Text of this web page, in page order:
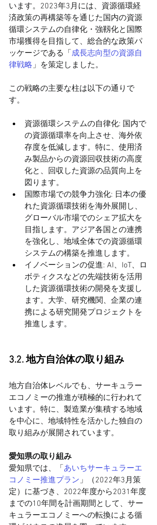
います。2023年3月には、資源循環経
済政策の再構築等を通じた国内の資源
循環システムの自律化・強靱化と国際
市場獲得を目指して、総合的な政策パ
ッケージである「 成長志向型の資源自
律戦略」を策定しました。
この戦略の主要な柱は以下の通りで
す。
資源循環システムの自律化: 国内で
の資源循環率を向上させ、海外依
存度を低減します。特に、使用済
み製品からの資源回収技術の高度
化と、回収した資源の品質向上を
図ります。
国際市場での競争力強化: 日本の優
れた資源循環技術を海外展開し、
グローバル市場でのシェア拡大を
目指します。アジア各国との連携
を強化し、地域全体での資源循環
システムの構築を推進します。
イノベーションの促進: AI、IoT、ロ
ボティクスなどの先端技術を活用
した資源循環技術の開発を支援し
ます。大学、研究機関、企業の連
携による研究開発プロジェクトを
推進します。
3.2. 地方自治体の取り組み
地方自治体レベルでも、サーキュラー
エコノミーの推進が積極的に行われて
います。特に、製造業が集積する地域
を中心に、地域特性を活かした独自の
取り組みが展開されています。
愛知県の取り組み
愛知県では、「 あいちサーキュラーエ
コノミー推進プラン」（2022年3月策
定）に基づき、2022年度から2031年度
までの10年間を計画期間として、サー
キュラーエコノミーへの転換による循